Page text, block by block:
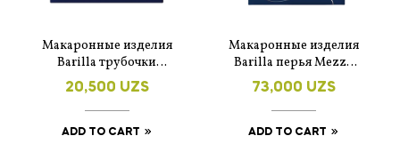
Макаронные изделия
Barilla трубочки
Maccheroni n.44 450 г
20,500 UZS
ADD TO CART
Макаронные изделия
Barilla перья Mezze
Penne Tricolore 500 г
73,000 UZS
ADD TO CART